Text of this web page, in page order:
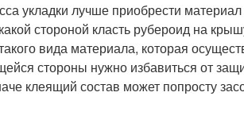
укладки лучше приобрести
стороной класть рубероид на
вида материала, которая
стороны нужно избавиться от
клеящий состав может попросту